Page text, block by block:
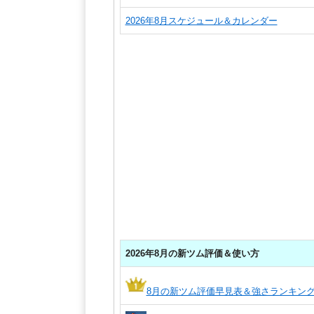
2026年8月スケジュール＆カレンダー
2026年8月の新ツム評価＆使い方
8月の新ツム評価早見表＆強さランキン